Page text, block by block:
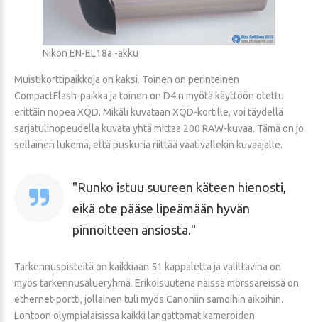
Nikon EN-EL18a -akku
Muistikorttipaikkoja on kaksi. Toinen on perinteinen
CompactFlash-paikka ja toinen on D4:n myötä käyttöön otettu
erittäin nopea XQD. Mikäli kuvataan XQD-kortille, voi täydellä
sarjatulinopeudella kuvata yhtä mittaa 200 RAW-kuvaa. Tämä on jo
sellainen lukema, että puskuria riittää vaativallekin kuvaajalle.
Runko istuu suureen käteen hienosti,
eikä ote pääse lipeämään hyvän
pinnoitteen ansiosta.
Tarkennuspisteitä on kaikkiaan 51 kappaletta ja valittavina on
myös tarkennusalueryhmä. Erikoisuutena näissä mörssäreissä on
ethernet-portti, jollainen tuli myös Canoniin samoihin aikoihin.
Lontoon olympialaisissa kaikki langattomat kameroiden